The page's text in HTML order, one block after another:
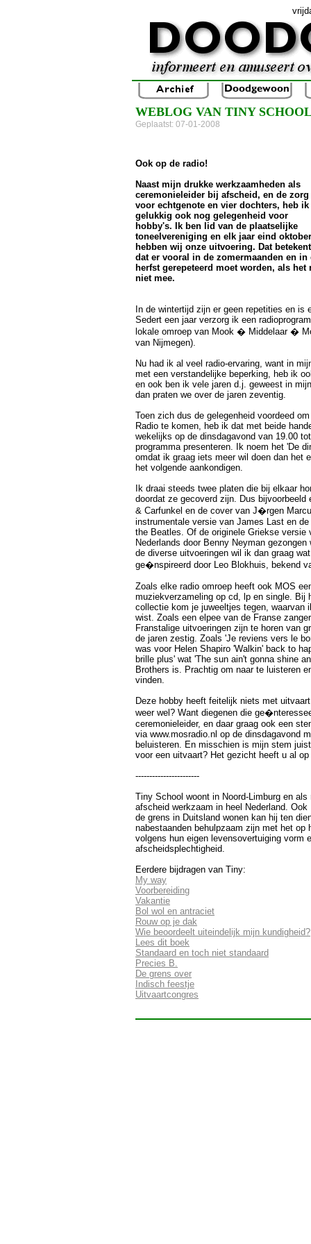
WEBLOG VAN TINY
Geplaatst: 07-01-2008
Ook op de radio!
Naast mijn drukke werkzaamheden als
ceremonieleider bij afscheid, en de zorg
voor echtgenote en vier dochters, heb ik
gelukkig ook nog gelegenheid voor
hobby's. Ik ben lid van de plaatselijke
toneelvereniging en elk jaar eind oktober
hebben wij onze uitvoering. Dat betekent
dat er vooral in de zomermaanden en in
herfst gerepeteerd moet worden, als
niet mee.
In de wintertijd zijn er geen repetities en is
Sedert een jaar verzorg ik een
lokale omroep van Mook � Middelaar �
van Nijmegen).
Nu had ik al veel radio-ervaring, want in
met een verstandelijke beperking, heb ik
en ook ben ik vele jaren d.j. geweest in
dan praten we over de jaren zeventig.
Toen zich dus de gelegenheid voordeed
Radio te komen, heb ik dat met beide
wekelijks op de dinsdagavond van 19.00
programma presenteren. Ik noem het 'De
omdat ik graag iets meer wil doen dan het
het volgende aankondigen.
Ik draai steeds twee platen die bij elkaar
doordat ze gecoverd zijn. Dus bijvoorbeeld
& Carfunkel en de cover van J�rgen
instrumentale versie van James Last en
the Beatles. Of de originele Griekse versie
Nederlands door Benny Neyman
de diverse uitvoeringen wil ik dan graag
ge�nspireerd door Leo Blokhuis, bekend
Zoals elke radio omroep heeft ook MOS
muziekverzameling op cd, lp en single. Bij
collectie kom je juweeltjes tegen, waarvan
wist. Zoals een elpee van de Franse
Franstalige uitvoeringen zijn te horen van
de jaren zestig. Zoals 'Je reviens vers le
was voor Helen Shapiro 'Walkin' back to
brille plus' wat 'The sun ain't gonna shine
Brothers is. Prachtig om naar te luisteren
vinden.
Deze hobby heeft feitelijk niets met
weer wel? Want diegenen die
ceremonieleider, en daar graag ook een
via www.mosradio.nl op de dinsdagavond
beluisteren. En misschien is mijn stem
voor een uitvaart? Het gezicht heeft u al
-----------------------
Tiny School woont in Noord-Limburg en als
afscheid werkzaam in heel Nederland.
de grens in Duitsland wonen kan hij ten
nabestaanden behulpzaam zijn met het op
volgens hun eigen levensovertuiging vorm
afscheidsplechtigheid.
Eerdere bijdragen van Tiny:
My way
Voorbereiding
Vakantie
Bol wol en antraciet
Rouw op je dak
Wie beoordeelt uiteindelijk mijn kundigheid?
Lees dit boek
Standaard en toch niet standaard
Precies B.
De grens over
Indisch feestje
Uitvaartcongres